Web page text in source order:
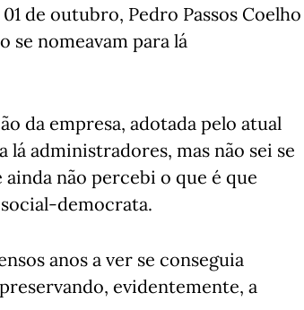
de outubro, Pedro Passos Coelho
se nomeavam para lá
da empresa, adotada pelo atual
lá administradores, mas não sei se
não percebi o que é que
democrata.
anos a ver se conseguia
evidentemente, a